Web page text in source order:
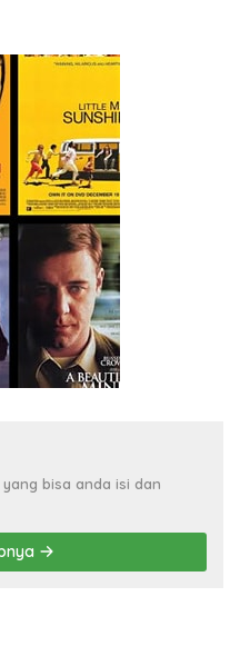
bisa anda isi dan